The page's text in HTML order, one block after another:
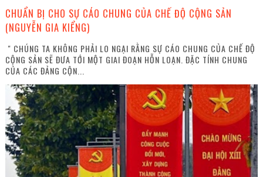
CHUẨN BỊ CHO SỰ CÁO CHUNG CỦA CHẾ ĐỘ CỘNG SẢN
(NGUYỄN GIA KIỂNG)
" CHÚNG TA KHÔNG PHẢI LO NGẠI RẰNG SỰ CÁO CHUNG CỦA CHẾ ĐỘ
CỘNG SẢN SẼ ĐƯA TỚI MỘT GIAI ĐOẠN HỖN LOẠN. ĐẶC TÍNH CHUNG
CỦA CÁC ĐẢNG CỘN...